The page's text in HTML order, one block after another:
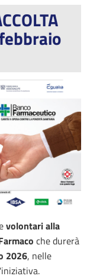
volontari alla
che durerà
2026, nelle